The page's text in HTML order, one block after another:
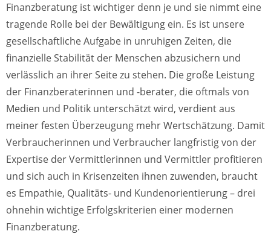
Finanzberatung ist wichtiger denn je und sie nimmt eine
tragende Rolle bei der Bewältigung ein. Es ist unsere
gesellschaftliche Aufgabe in unruhigen Zeiten, die
finanzielle Stabilität der Menschen abzusichern und
verlässlich an ihrer Seite zu stehen. Die große Leistung
der Finanzberaterinnen und -berater, die oftmals von
Medien und Politik unterschätzt wird, verdient aus
meiner festen Überzeugung mehr Wertschätzung. Damit
Verbraucherinnen und Verbraucher langfristig von der
Expertise der Vermittlerinnen und Vermittler profitieren
und sich auch in Krisenzeiten ihnen zuwenden, braucht
es Empathie, Qualitäts- und Kundenorientierung – drei
ohnehin wichtige Erfolgskriterien einer modernen
Finanzberatung.